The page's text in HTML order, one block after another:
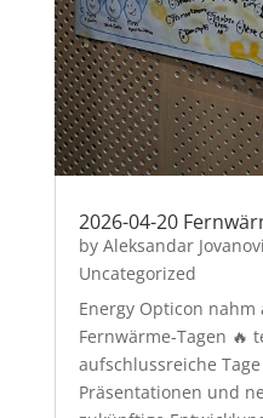
2026-04-20
by Aleksandar
Uncategorized
Energy Opticon nahm
Fernwärme-Tagen 🔥
aufschlussreiche
Präsentationen und